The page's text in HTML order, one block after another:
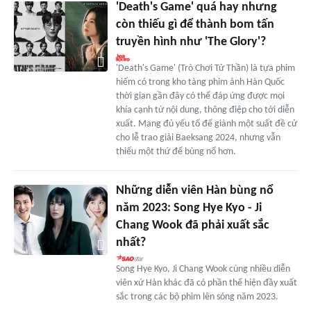
'Death's Game' quá hay nhưng
còn thiếu gì để thành bom tấn
truyền hình như 'The Glory'?
'Death's Game' (Trò Chơi Tử Thần) là tựa phim
hiếm có trong kho tàng phim ảnh Hàn Quốc
thời gian gần đây có thể đáp ứng được mọi
khía cạnh từ nội dung, thông điệp cho tới diễn
xuất. Mang đủ yếu tố để giành một suất đề cử
cho lễ trao giải Baeksang 2024, nhưng vẫn
thiếu một thứ để bùng nổ hơn.
Những diễn viên Hàn bùng nổ
năm 2023: Song Hye Kyo - Ji
Chang Wook đã phải xuất sắc
nhất?
Song Hye Kyo, Ji Chang Wook cùng nhiều diễn
viên xứ Hàn khác đã có phần thể hiện đầy xuất
sắc trong các bộ phim lên sóng năm 2023.